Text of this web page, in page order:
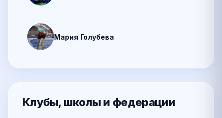
Мария Голубева
Клубы, школы и федерации